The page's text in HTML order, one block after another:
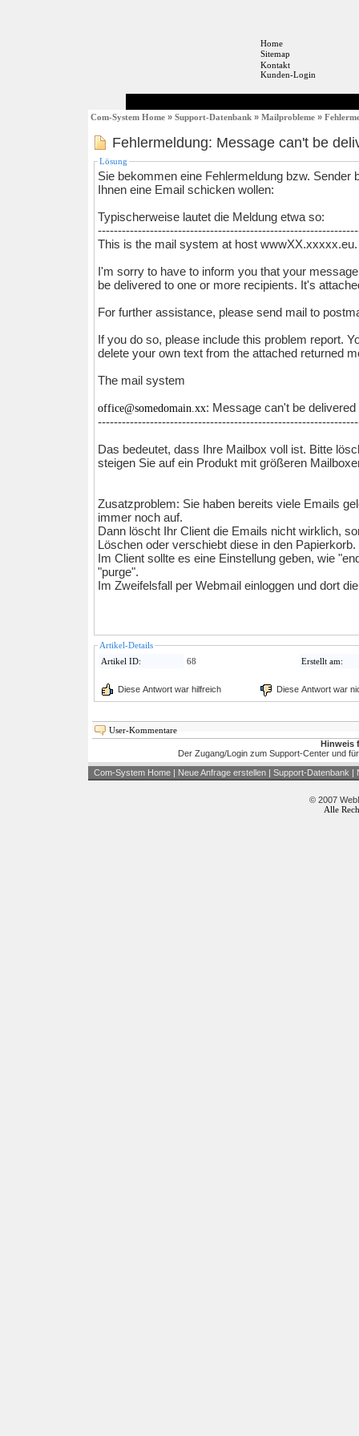
Home
Sitemap
Kontakt
Kunden-Login
Com-System Home » Support-Datenbank » Mailprobleme »
Fehlermeldung: Message can't be
Lösung
Sie bekommen eine Fehlermeldung bzw. Sender
Ihnen eine Email schicken wollen:
Typischerweise lautet die Meldung etwa so:
This is the mail system at host wwwXX.xxxxx.eu.
I'm sorry to have to inform you that your
be delivered to one or more recipients. It's
For further assistance, please send mail to
If you do so, please include this problem report.
delete your own text from the attached returned
The mail system
office@somedomain.xx: Message can't be delivered
Das bedeutet, dass Ihre Mailbox voll ist. Bitte
steigen Sie auf ein Produkt mit größeren
Zusatzproblem: Sie haben bereits viele Emails
immer noch auf.
Dann löscht Ihr Client die Emails nicht wirklich,
Löschen oder verschiebt diese in den Papierkorb.
Im Client sollte es eine Einstellung geben, wie
"purge".
Im Zweifelsfall per Webmail einloggen und dort
Artikel-Details
Artikel ID:
68 Erstellt am:
Diese Antwort war hilfreich Diese Antwort war
User-Kommentare
Hinweis
Der Zugang/Login zum Support-Center und
Com-System Home | Neue Anfrage erstellen | Support-Datenbank |
© 2007
Alle